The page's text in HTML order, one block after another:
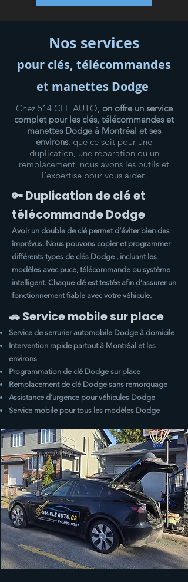
Nos services
pour clés, télécommandes
et manettes Dodge
Chez 514 CLE AUTO, on offre un service
complet pour les clés, télécommandes et
manettes Dodge à Montréal et ses
environs, que ce soit pour une
duplication, une réparation ou un
remplacement, nous avons les outils et
l’expertise pour vous aider.
🔑 Duplication de clé et
télécommande Dodge
Avoir un double de clé permet d’éviter bien des
imprévus. Nous pouvons copier et programmer
différents types de clés Dodge , incluant les
modèles avec puce, télécommande ou système
intelligent. Chaque clé est testée afin d’assurer un
fonctionnement fiable avec votre véhicule.
🚗 Service mobile sur place
Service de serrurier automobile Dodge à domicile
Intervention rapide partout à Montréal et les
environs
Programmation de clé Dodge sur place
Remplacement de clé Dodge sans remorquage
Assistance d’urgence pour véhicules Dodge
Service mobile pour tous les modèles Dodge